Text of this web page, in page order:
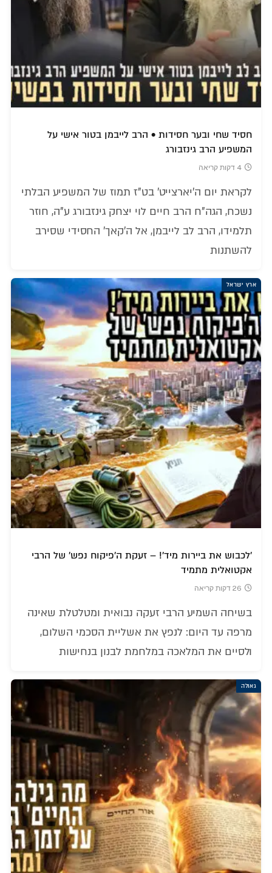
חסיד שחי ובער חסידות • הרב לייבמן בטור אישי על
המשפיע הרב גינזבורג
4 דקות קריאה
לקראת יום ה'יארצייט' בט"ז תמוז של המשפיע הבלתי
נשכח, הגה"ח הרב חיים לוי יצחק גינזבורג ע"ה, חוזר
תלמידו, הרב לב לייבמן, אל ה'קאך' החסידי שסירב
להשתנות
ארץ ישראל
'לכבוש את ביירות מיד'! – זעקת ה'פיקוח נפש' של הרבי
אקטואלית מתמיד
26 דקות קריאה
בשיחה השמיע הרבי זעקה נבואית ומטלטלת שאינה
מרפה עד היום: לנפץ את אשליית הסכמי השלום,
ולסיים את המלאכה במלחמת לבנון בנחישות
גאולה